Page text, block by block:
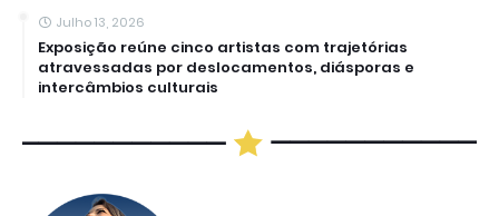
Julho 13, 2026
Exposição reúne cinco artistas com trajetórias
atravessadas por deslocamentos, diásporas e
intercâmbios culturais